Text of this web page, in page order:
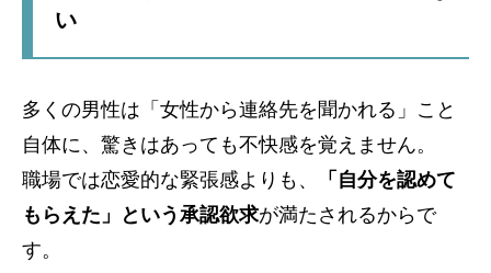
い
多くの男性は「女性から連絡先を聞かれる」こと
自体に、驚きはあっても不快感を覚えません。
職場では恋愛的な緊張感よりも、
「自分を認めて
もらえた」という承認欲求が満たされるからで
す。